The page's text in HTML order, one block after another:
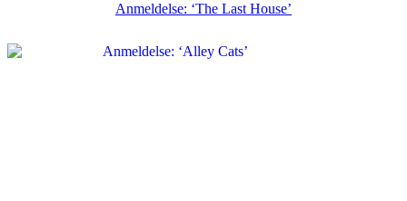
Anmeldelse: ‘The Last House’